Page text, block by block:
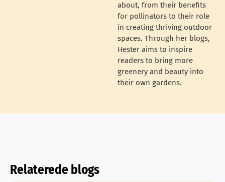
about, from their benefits
for pollinators to their role
in creating thriving outdoor
spaces. Through her blogs,
Hester aims to inspire
readers to bring more
greenery and beauty into
their own gardens.
Relaterede blogs